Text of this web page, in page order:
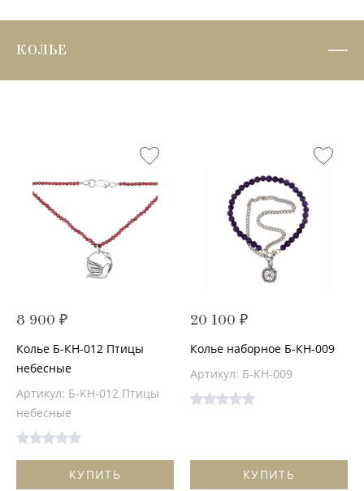
КОЛЬЕ
8 900 ₽
Колье Б-КН-012 Птицы
небесные
Артикул: Б-КН-012 Птицы
небесные
КУПИТЬ
20 100 ₽
Колье наборное Б-КН-009
Артикул: Б-КН-009
КУПИТЬ